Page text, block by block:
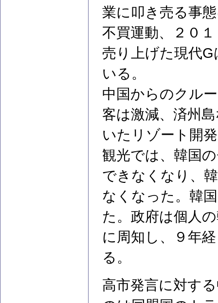
業に叩き売る事
不買運動、２０
売り上げた現代
いる。
中国からのクル
客は激減、済州
いたリゾート開
観光では、韓国
できなくなり、
なくなった。韓
た。政府は個人
に周知し、９年
る。
高市発言に対す